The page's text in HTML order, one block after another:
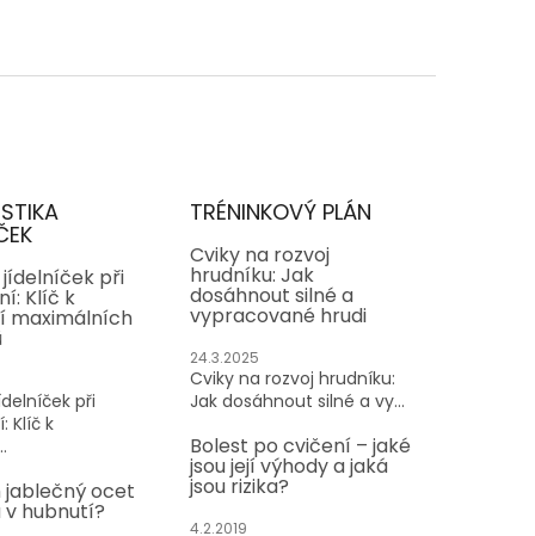
při
Klíč k
maximálních
při
Klíč k
jablečný ocet
hubnutí?
TRÉNINKOVÝ PLÁN
Cviky na rozvoj
hrudníku: Jak
dosáhnout silné a
vypracované hrudi
24.3.2025
Cviky na rozvoj hrudníku:
Jak dosáhnout silné a vy...
Bolest po cvičení – jaké
jsou její výhody a jaká
jsou rizika?
4.2.2019